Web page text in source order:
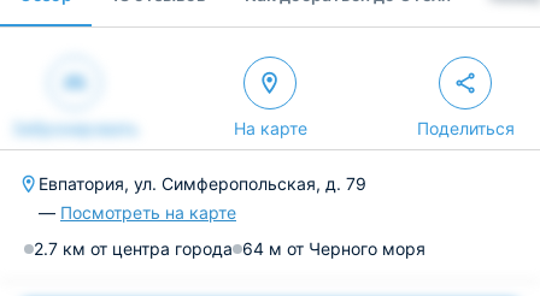
Забронировать На карте Поделиться
Евпатория, ул. Симферопольская, д. 79
— Посмотреть на карте
2.7 км от центра города 64 м от Черного моря